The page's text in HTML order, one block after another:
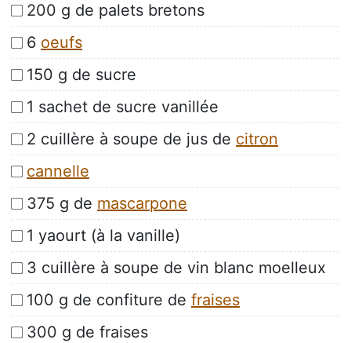
200 g de palets bretons
6 oeufs
150 g de sucre
1 sachet de sucre vanillée
2 cuillère à soupe de jus de citron
cannelle
375 g de mascarpone
1 yaourt (à la vanille)
3 cuillère à soupe de vin blanc moelleux
100 g de confiture de fraises
300 g de fraises